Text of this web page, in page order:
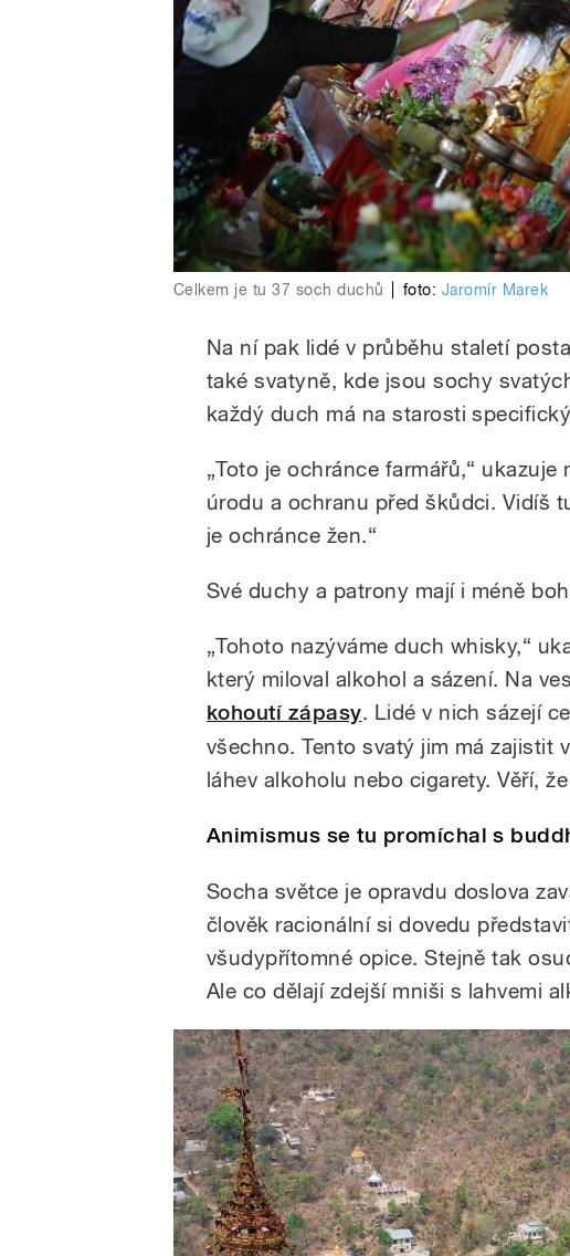
Celkem je tu 37 soch duchů foto: Jaromír Marek
Na ní pak lidé v průběhu staletí
také svatyně, kde jsou sochy
každý duch má na starosti
„Toto je ochránce farmářů,“
úrodu a ochranu před škůdci. Vidíš
je ochránce žen.“
Své duchy a patrony mají i méně
„Tohoto nazýváme duch whisky,“
který miloval alkohol a sázení. Na
kohoutí zápasy. Lidé v nich sázejí
všechno. Tento svatý jim má zajistit
láhev alkoholu nebo cigarety. Věří,
Animismus se tu promíchal s
Socha světce je opravdu doslova
člověk racionální si dovedu
všudypřítomné opice. Stejně tak
Ale co dělají zdejší mniši s lahvemi